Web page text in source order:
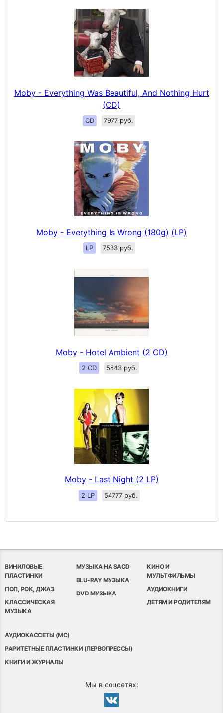
Moby - Everything Was Beautiful, And Nothing Hurt
(CD)
CD 7977 руб.
Moby - Everything Is Wrong (180g) (LP)
LP 7533 руб.
Moby - Hotel Ambient (2 CD)
2 CD 5643 руб.
Moby - Last Night (2 LP)
2 LP 54777 руб.
ВИНИЛОВЫЕ
ПЛАСТИНКИ
ПОП, РОК, ДЖАЗ
КЛАССИЧЕСКАЯ
МУЗЫКА
МУЗЫКА НА SACD
BLU-RAY МУЗЫКА
DVD МУЗЫКА
КИНО И
МУЛЬТФИЛЬМЫ
АУДИОКНИГИ
ДЕТЯМ И РОДИТЕЛЯМ
АУДИОКАССЕТЫ (MC)
РАРИТЕТНЫЕ ПЛАСТИНКИ (ПЕРВОПРЕССЫ)
КНИГИ И ЖУРНАЛЫ
Мы в соцсетях: